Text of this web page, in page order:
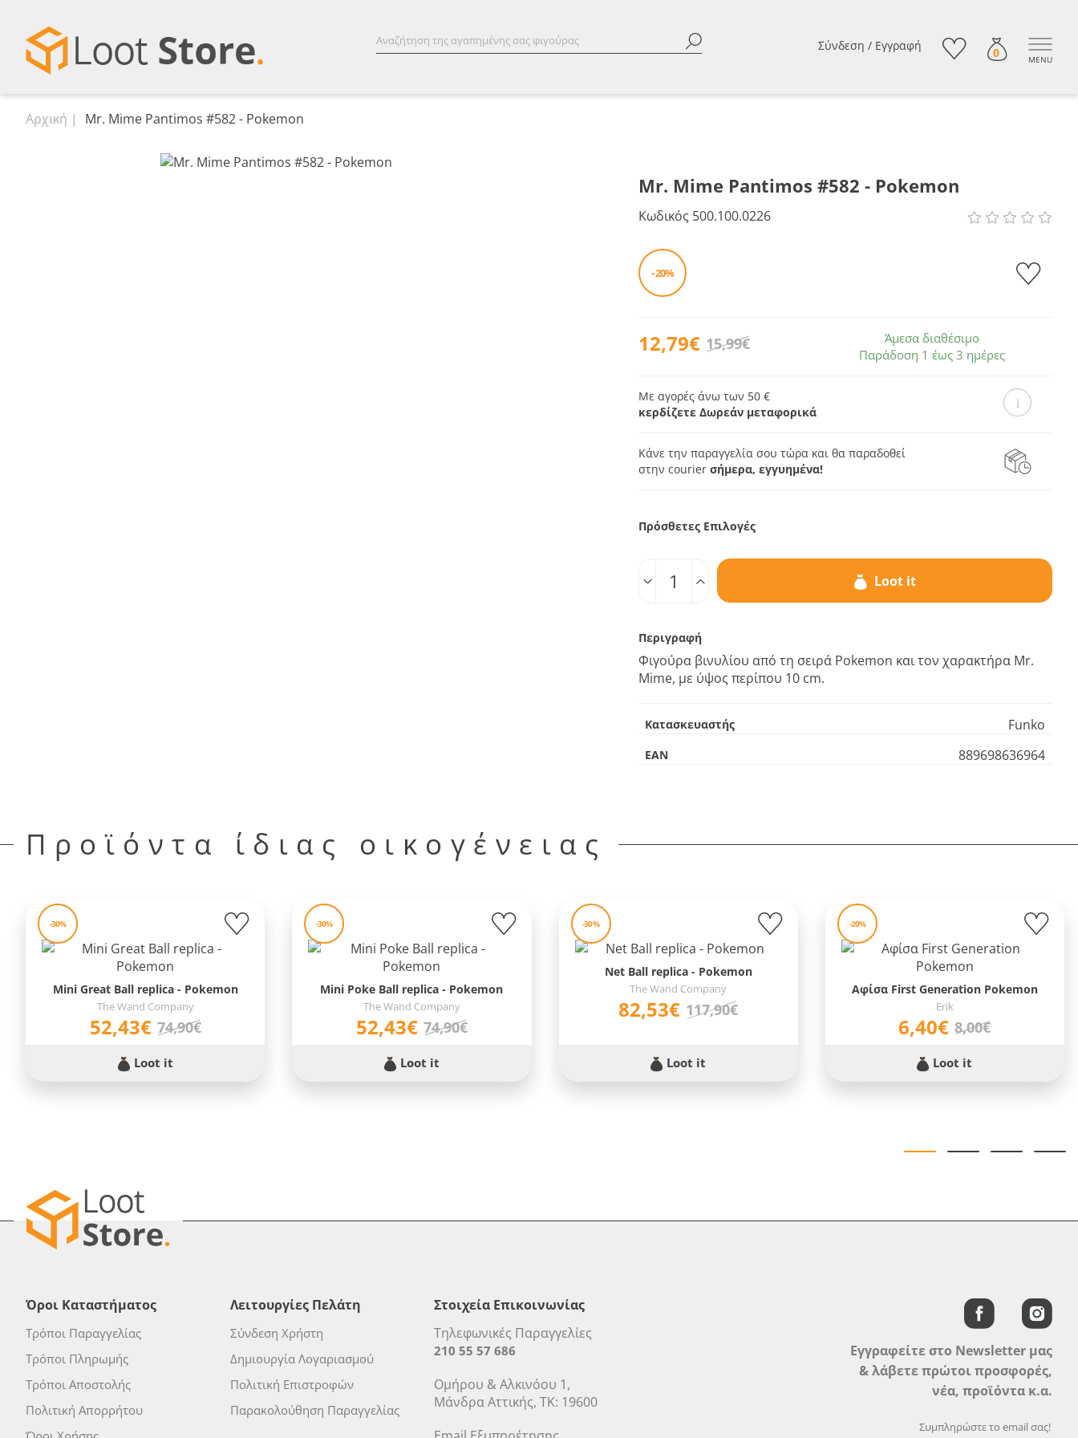
Σύνδεση / Εγγραφή 0 MENU
Αρχική Mr. Mime Pantimos #582 - Pokemon
Mr. Mime Pantimos #582 - Pokemon
Κωδικός 500.100.0226
- 20%
12,79€ 15,99€
Άμεσα διαθέσιμο
Παράδοση 1 έως 3 ημέρες
Με αγορές άνω των 50 €
κερδίζετε Δωρεάν μεταφορικά
Κάνε την παραγγελία σου τώρα και θα παραδοθεί
στην courierσήμερα, εγγυημένα!
Πρόσθετες Επιλογές
Loot it
Περιγραφή
Φιγούρα βινυλίου από τη σειρά Pokemon και τον χαρακτήρα Mr.
Mime, με ύψος περίπου 10 cm.
Κατασκευαστής Funko
EAN 889698636964
Προϊόντα ίδιας οικογένειας
-30%
Mini Great Ball replica - Pokemon
The Wand Company
52,43€ 74,90€
Loot it
-30%
Mini Poke Ball replica - Pokemon
The Wand Company
52,43€ 74,90€
Loot it
-30%
Net Ball replica - Pokemon
The Wand Company
82,53€ 117,90€
Loot it
-20%
Αφίσα First Generation Pokemon
Erik
6,40€ 8,00€
Loot it
Όροι Καταστήματος
Τρόποι Παραγγελίας
Τρόποι Πληρωμής
Τρόποι Αποστολής
Πολιτική Απορρήτου
Λειτουργίες Πελάτη
Σύνδεση Χρήστη
Δημιουργία Λογαριασμού
Πολιτική Επιστροφών
Παρακολούθηση Παραγγελίας
Στοιχεία Επικοινωνίας
Τηλεφωνικές Παραγγελίες
210 55 57 686
Ομήρου & Αλκινόου 1,
Μάνδρα Αττικής, ΤΚ: 19600
Εγγραφείτε στο Newsletter μας
& λάβετε πρώτοι προσφορές,
νέα, προϊόντα κ.α.